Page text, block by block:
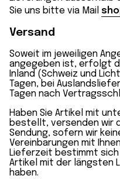
Sie uns bitte via Mail
Versand
Soweit im jeweiligen
angegeben ist, erfolgt
Inland (Schweiz und
Tagen, bei
Tagen nach
Haben Sie Artikel mit
bestellt, versenden wir
Sendung, sofern wir
Vereinbarungen mit
Lieferzeit bestimmt sich
Artikel mit der längsten
haben.